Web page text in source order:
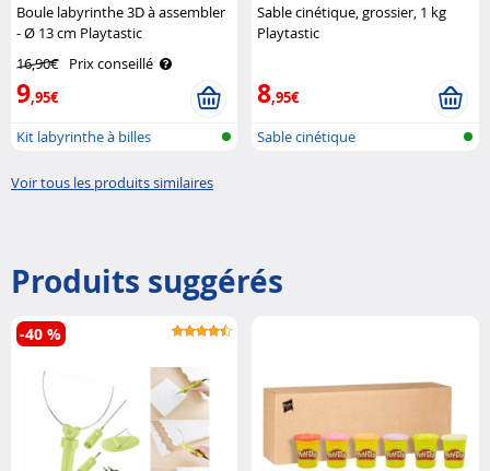
Boule labyrinthe 3D à assembler
- Ø 13 cm Playtastic
16,90€ Prix conseillé
9,95€
Kit labyrinthe à billes
Sable cinétique, grossier, 1 kg
Playtastic
8,95€
Sable cinétique
Voir tous les produits similaires
Produits suggérés
-40 %